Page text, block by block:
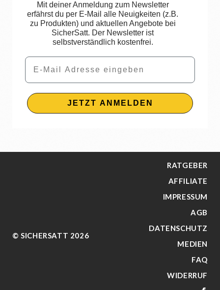
Mit deiner Anmeldung zum Newsletter
erfährst du per E-Mail alle Neuigkeiten (z.B.
zu Produkten) und aktuellen Angebote bei
SicherSatt. Der Newsletter ist
selbstverständlich kostenfrei.
Email
JETZT ANMELDEN
© SICHERSATT 2026
RATGEBER
AFFILIATE
IMPRESSUM
AGB
DATENSCHUTZ
MEDIEN
FAQ
WIDERRUF